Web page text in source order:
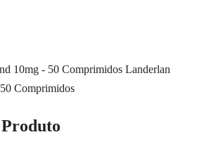
10mg - 50 Comprimidos Landerlan
Comprimidos